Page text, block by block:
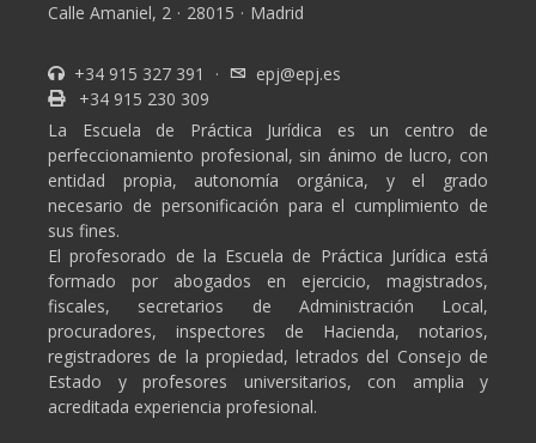
Calle Amaniel, 2 · 28015 · Madrid
+34 915 327 391 ·
epj@epj.es
+34 915 230 309
La Escuela de Práctica Jurídica es un centro de
perfeccionamiento profesional, sin ánimo de lucro, con
entidad propia, autonomía orgánica, y el grado
necesario de personificación para el cumplimiento de
sus fines.
El profesorado de la Escuela de Práctica Jurídica está
formado por abogados en ejercicio, magistrados,
fiscales, secretarios de Administración Local,
procuradores, inspectores de Hacienda, notarios,
registradores de la propiedad, letrados del Consejo de
Estado y profesores universitarios, con amplia y
acreditada experiencia profesional.